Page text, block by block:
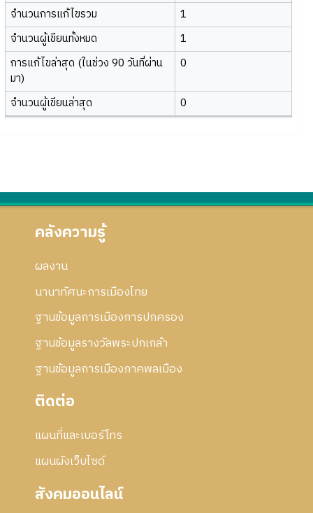
จำนวนการแก้ไขรวม
1
จำนวนผู้เขียนทั้งหมด
1
การแก้ไขล่าสุด (ในช่วง 90 วันที่ผ่าน
มา)
0
จำนวนผู้เขียนล่าสุด 0
คลังความรู้
ผลงาน
นานาทัศนะการเมืองไทย
ฐานข้อมูลการเมืองการปกครอง
ฐานข้อมูลรางวัลพระปกเกล้า
ฐานข้อมูลการเมืองภาคพลเมือง
ติดต่อ
แผนที่และเบอร์โทร
แผนผังเว็บไซด์
สังคมออนไลน์